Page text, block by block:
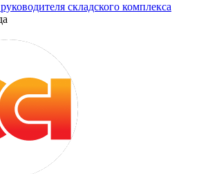
складского комплекса